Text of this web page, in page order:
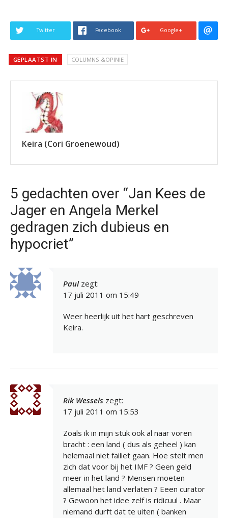
Twitter Facebook Google+
GEPLAATST IN COLUMNS &OPINIE
Keira (Cori Groenewoud)
5 gedachten over “Jan Kees de
Jager en Angela Merkel
gedragen zich dubieus en
hypocriet”
Paul zegt:
17 juli 2011 om 15:49
Weer heerlijk uit het hart geschreven
Keira.
Rik Wessels zegt:
17 juli 2011 om 15:53
Zoals ik in mijn stuk ook al naar voren
bracht : een land ( dus als geheel ) kan
helemaal niet failiet gaan. Hoe stelt men
zich dat voor bij het IMF ? Geen geld
meer in het land ? Mensen moeten
allemaal het land verlaten ? Eeen curator
? Gewoon het idee zelf is ridicuul . Maar
niemand durft dat te uiten ( banken